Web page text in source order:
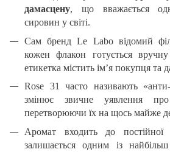
дамасцену, що вважається
сировин у світі.
Сам бренд Le Labo відомий
кожен флакон готується
етикетка містить ім’я покупця та
Rose 31 часто називають
змінює звичне уявлення
перетворюючи їх на щось майже
Аромат входить до
залишається одним із